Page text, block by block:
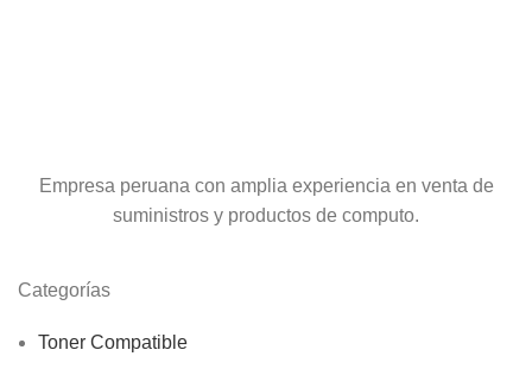
Empresa peruana con amplia experiencia en venta de
suministros y productos de computo.
Categorías
Toner Compatible